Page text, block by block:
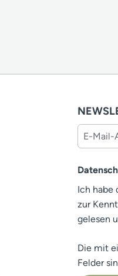
Ich habe
zur
gelesen
Die mit
Felder